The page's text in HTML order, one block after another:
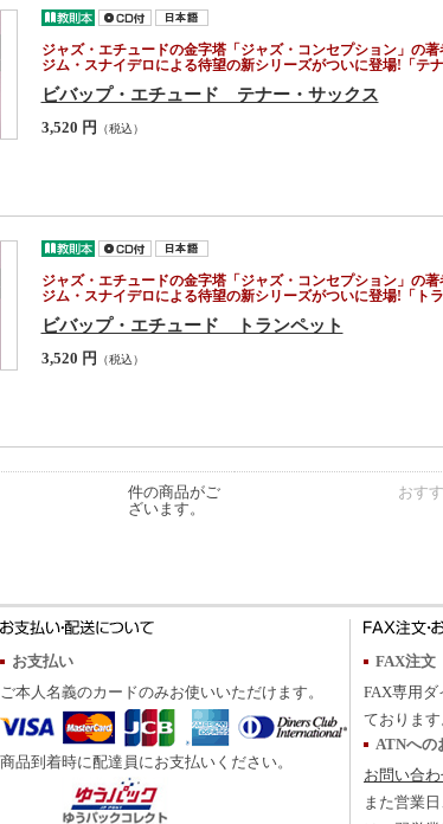
ジャズ・エチュードの金字塔「ジャズ・コンセプション」の著
ジム・スナイデロによる待望の新シリーズがついに登場!「テ
ビバップ・エチュード テナー・サックス
3,520 円 （税込）
ジャズ・エチュードの金字塔「ジャズ・コンセプション」の著
ジム・スナイデロによる待望の新シリーズがついに登場!「トラ
ビバップ・エチュード トランペット
3,520 円 （税込）
件の商品がご
ざいます。
おす
お支払い
ご本人名義のカードのみお使いいただけます。
商品到着時に配達員にお支払いください。
FAX注文
FAX専用ダ
ております
ATNへの
お問い合
また営業